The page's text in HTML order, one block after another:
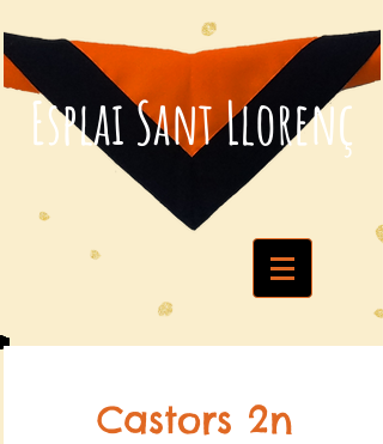
Esplai Sant Llorenç
Castors 2n